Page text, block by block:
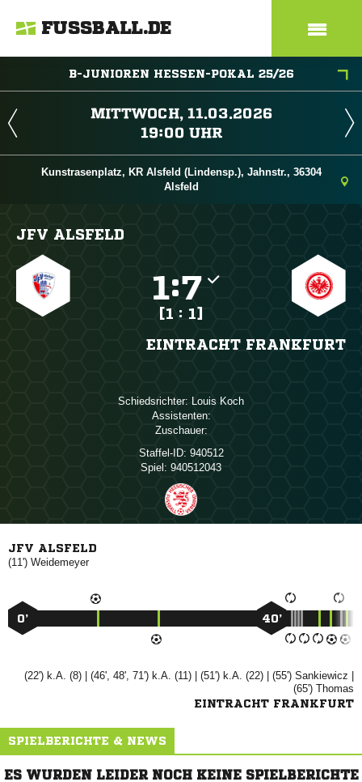
FUSSBALL.DE
B-JUNIOREN HESSEN-POKAL 25/26
 
 
Kunstrasenplatz, KR Alsfeld (Lindensp.), Jahnstr., 36304
Alsfeld
JFV ALSFELD
:
[1 : 1]
EINTRACHT FRANKFURT
Schiedsrichter:  
Assistenten:
Zuschauer:
Staffel-ID: 940512
Spiel: 940512043
JFV ALSFELD
(11') 
0’ 40’
(22') k.A. (8) | (46', 48', 71') k.A. (11) | (51') k.A. (22) | (55') 
(65') 
EINTRACHT FRANKFURT
SPIELBERICHTE & NEWS
ES WURDEN LEIDER NOCH KEINE SPIELBERICHTE